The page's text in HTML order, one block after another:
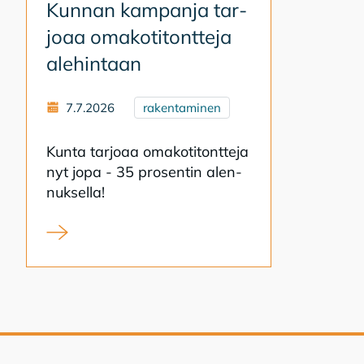
Kun­nan kam­pan­ja tar­
jo­aa oma­ko­ti­tont­te­ja
ale­hin­taan
7.7.2026 rakentaminen
Kun­ta tar­jo­aa oma­ko­ti­tont­te­ja
nyt jopa - 35 pro­sen­tin alen­
nuk­sel­la!
Kunnan kampanja tarjoaa omakotitontteja